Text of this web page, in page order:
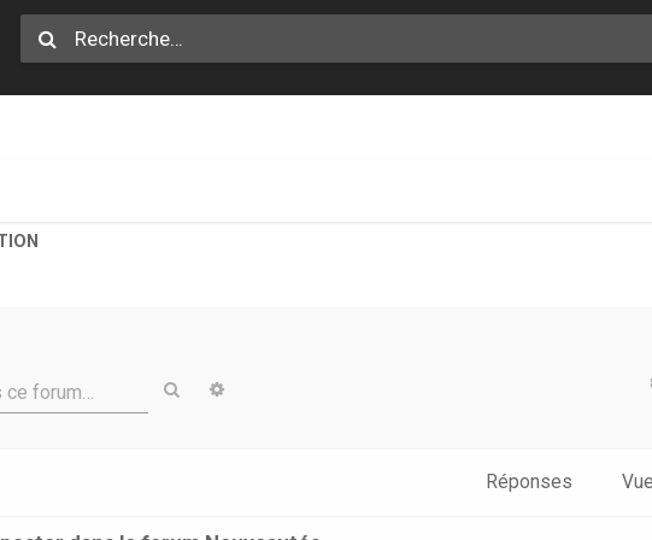
ce forum… Rechercher
Réponses